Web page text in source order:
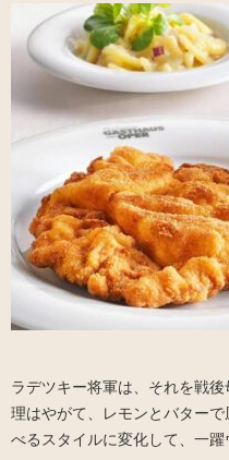
ラデツキー将軍は、それを戦
理はやがて、レモンとバター
べるスタイルに変化して、一躍